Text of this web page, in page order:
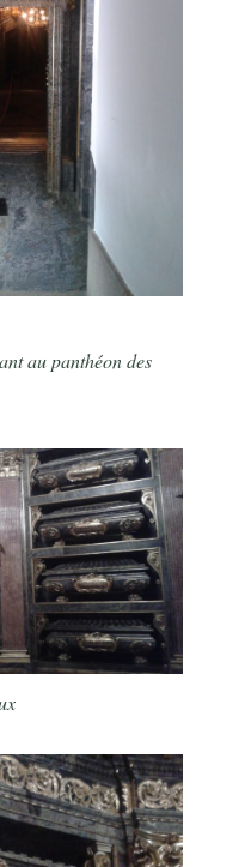
au panthéon des